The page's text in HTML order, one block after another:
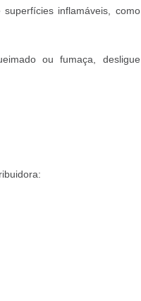
inflamáveis, como
ou fumaça, desligue